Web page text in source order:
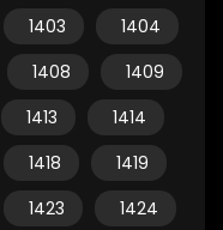
1403
1404
1408
1409
1413
1414
1418
1419
1423
1424